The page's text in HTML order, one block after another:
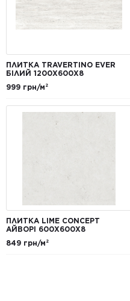
ПЛИТКА TRAVERTINO EVER
БІЛИЙ 1200Х600Х8
999 грн/м²
ПЛИТКА LIME CONCEPT
АЙВОРІ 600Х600Х8
849 грн/м²